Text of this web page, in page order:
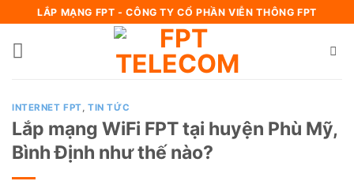
LẮP MẠNG FPT - CÔNG TY CỔ PHẦN VIỄN THÔNG FPT
INTERNET FPT,TIN TỨC
Lắp mạng WiFi FPT tại huyện Phù Mỹ,
Bình Định như thế nào?